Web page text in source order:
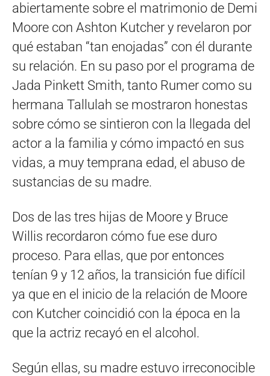
abiertamente sobre el matrimonio de Demi
Moore con Ashton Kutcher y revelaron por
qué estaban “tan enojadas” con él durante
su relación. En su paso por el programa de
Jada Pinkett Smith, tanto Rumer como su
hermana Tallulah se mostraron honestas
sobre cómo se sintieron con la llegada del
actor a la familia y cómo impactó en sus
vidas, a muy temprana edad, el abuso de
sustancias de su madre.
Dos de las tres hijas de Moore y Bruce
Willis recordaron cómo fue ese duro
proceso. Para ellas, que por entonces
tenían 9 y 12 años, la transición fue difícil
ya que en el inicio de la relación de Moore
con Kutcher coincidió con la época en la
que la actriz recayó en el alcohol.
Según ellas, su madre estuvo irreconocible